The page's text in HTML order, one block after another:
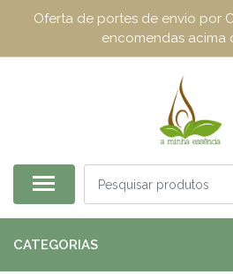
Oferta de portes de envio por
encomendas acima
CATEGORIAS